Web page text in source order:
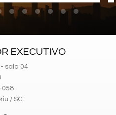
EXECUTIVO
- sala 04
058
/ SC